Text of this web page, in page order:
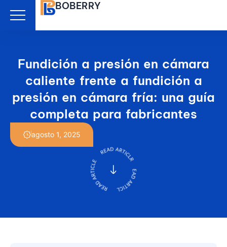
contenido
BOBERRY
Fundición a presión en cámara
caliente frente a fundición a
presión en cámara fría: una guía
completa para fabricantes
agosto 1, 2025